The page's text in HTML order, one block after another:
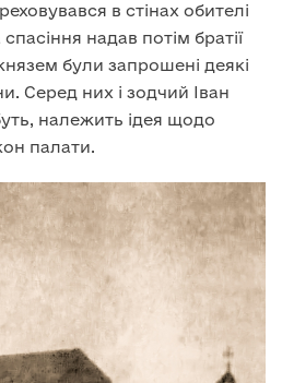
в стінах обителі
надав потім братії
були запрошені деякі
Серед них і зодчий Іван
належить ідея щодо
палати.